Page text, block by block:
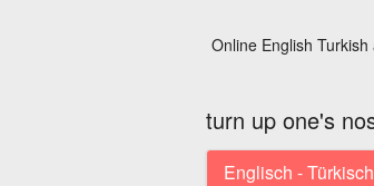
Online English
turn up one's
Englisch - Türkisch